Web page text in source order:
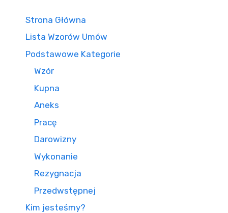
Strona Główna
Lista Wzorów Umów
Podstawowe Kategorie
Wzór
Kupna
Aneks
Pracę
Darowizny
Wykonanie
Rezygnacja
Przedwstępnej
Kim jesteśmy?